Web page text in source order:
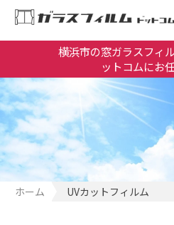
横浜市の窓ガラスフィル
ットコムにお
ホーム UVカットフィルム